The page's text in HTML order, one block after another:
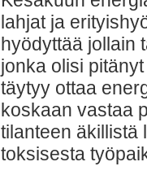
lahjat ja
hyödyttää jollain
jonka olisi
täytyy ottaa
koskaan vastaa
tilanteen äkillistä
toksisesta